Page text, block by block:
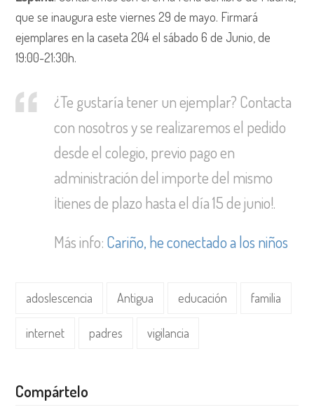
que se inaugura este viernes 29 de mayo. Firmará
ejemplares en la caseta 204 el sábado 6 de Junio, de
19:00-21:30h.
¿Te gustaría tener un ejemplar? Contacta
con nosotros y se realizaremos el pedido
desde el colegio, previo pago en
administración del importe del mismo
¡tienes de plazo hasta el día 15 de junio!.
Más info: Cariño, he conectado a los niños
adoslescencia Antigua educación familia
internet padres vigilancia
Compártelo